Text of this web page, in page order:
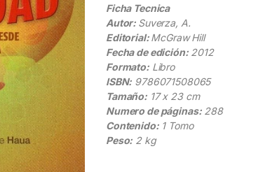
Ficha Tecnica
Autor: Suverza, A.
Editorial:McGraw Hill
Fecha de edición:2012
Formato:Libro
ISBN: 9786071508065
Tamaño: 17 x 23 cm
Numero de páginas:288
Contenido:1 Tomo
Peso: 2 kg